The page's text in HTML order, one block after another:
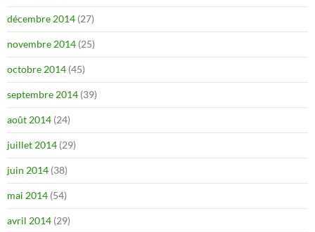
décembre 2014 (27)
novembre 2014 (25)
octobre 2014 (45)
septembre 2014 (39)
août 2014 (24)
juillet 2014 (29)
juin 2014 (38)
mai 2014 (54)
avril 2014 (29)